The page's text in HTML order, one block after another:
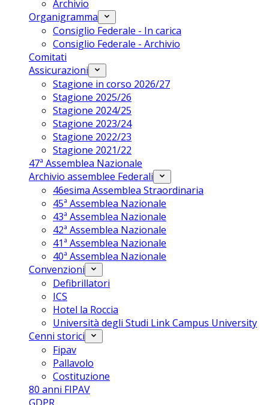
Archivio
Organigramma
Consiglio Federale - In carica
Consiglio Federale - Archivio
Comitati
Assicurazioni
Stagione in corso 2026/27
Stagione 2025/26
Stagione 2024/25
Stagione 2023/24
Stagione 2022/23
Stagione 2021/22
47ª Assemblea Nazionale
Archivio assemblee Federali
46esima Assemblea Straordinaria
45ª Assemblea Nazionale
43ª Assemblea Nazionale
42ª Assemblea Nazionale
41ª Assemblea Nazionale
40ª Assemblea Nazionale
Convenzioni
Defibrillatori
ICS
Hotel la Roccia
Università degli Studi Link Campus University
Cenni storici
Fipav
Pallavolo
Costituzione
80 anni FIPAV